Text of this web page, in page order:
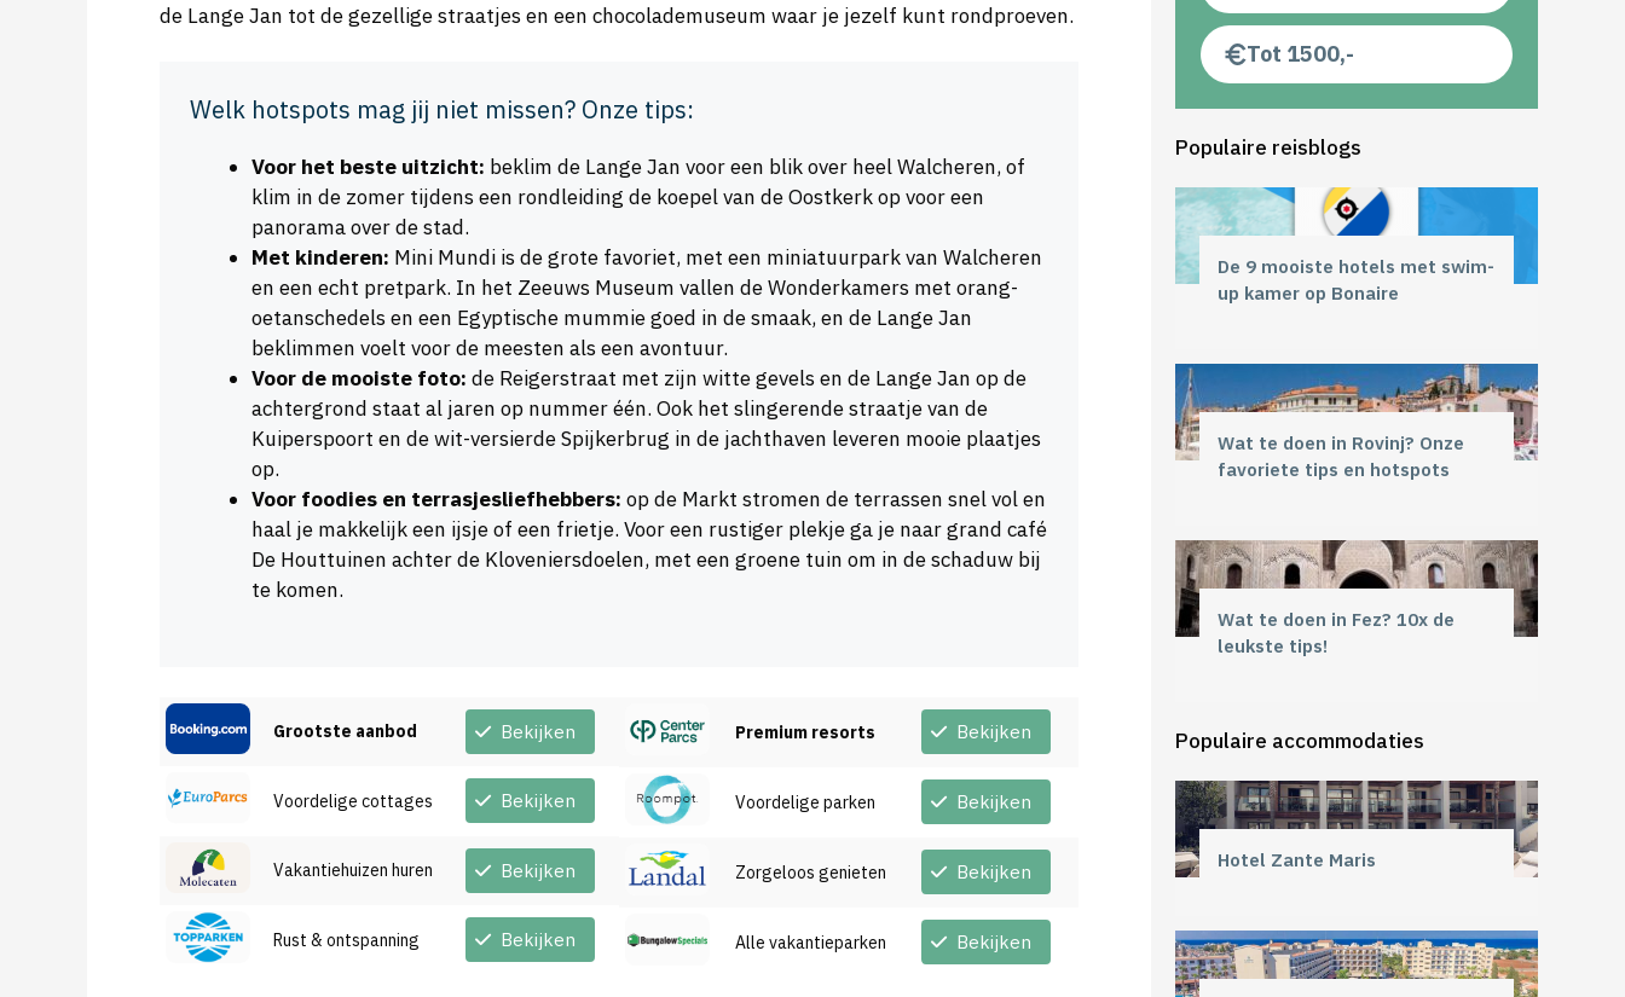
de Lange Jan tot de gezellige straatjes en een chocolademuseum waar je jezelf kunt rondproeven.
Welk hotspots mag jij niet missen? Onze tips:
Voor het beste uitzicht: beklim de Lange Jan voor een blik over heel Walcheren, of
klim in de zomer tijdens een rondleiding de koepel van de Oostkerk op voor een
panorama over de stad.
Met kinderen: Mini Mundi is de grote favoriet, met een miniatuurpark van Walcheren
en een echt pretpark. In het Zeeuws Museum vallen de Wonderkamers met orang-
oetanschedels en een Egyptische mummie goed in de smaak, en de Lange Jan
beklimmen voelt voor de meesten als een avontuur.
Voor de mooiste foto: de Reigerstraat met zijn witte gevels en de Lange Jan op de
achtergrond staat al jaren op nummer één. Ook het slingerende straatje van de
Kuiperspoort en de wit-versierde Spijkerbrug in de jachthaven leveren mooie plaatjes
op.
Voor foodies en terrasjesliefhebbers: op de Markt stromen de terrassen snel vol en
haal je makkelijk een ijsje of een frietje. Voor een rustiger plekje ga je naar grand café
De Houttuinen achter de Kloveniersdoelen, met een groene tuin om in de schaduw bij
te komen.
Grootste aanbod Bekijken
Voordelige cottages Bekijken
Vakantiehuizen huren Bekijken
Rust & ontspanning Bekijken
Premium resorts Bekijken
Voordelige parken Bekijken
Zorgeloos genieten Bekijken
Alle vakantieparken Bekijken
Tot 1500,-
Populaire reisblogs
De 9 mooiste hotels met swim-
up kamer op Bonaire
Wat te doen in Rovinj? Onze
favoriete tips en hotspots
Wat te doen in Fez? 10x de
leukste tips!
Populaire accommodaties
Hotel Zante Maris